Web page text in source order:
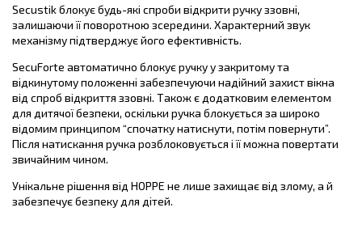
Secustik блокує будь-які спроби відкрити ручку ззовні,
залишаючи її поворотною зсередини. Характерний звук
механізму підтверджує його ефективність.
SecuForte автоматично блокує ручку у закритому та
відкинутому положенні забезпечуючи надійний захист вікна
від спроб відкриття ззовні. Також є додатковим елементом
для дитячої безпеки, оскільки ручка блокується за широко
відомим принципом “спочатку натиснути, потім повернути”.
Після натискання ручка розблоковується і її можна повертати
звичайним чином.
Унікальне рішення від HOPPE не лише захищає від злому, а й
забезпечує безпеку для дітей.